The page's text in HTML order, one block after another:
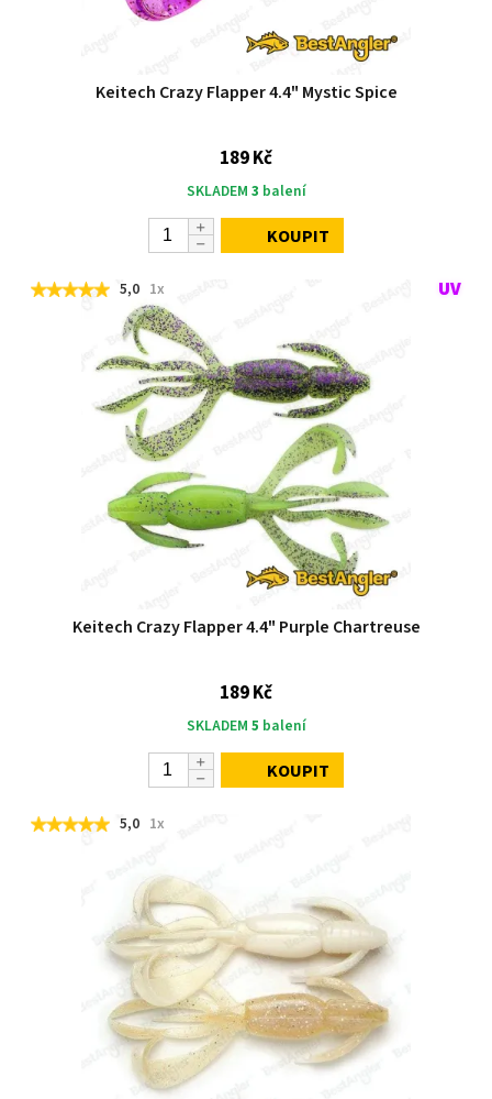
Keitech Crazy Flapper 4.4" Mystic Spice
189 Kč
SKLADEM 3 balení
KOUPIT
5,0 1x
Keitech Crazy Flapper 4.4" Purple Chartreuse
189 Kč
SKLADEM 5 balení
KOUPIT
5,0 1x